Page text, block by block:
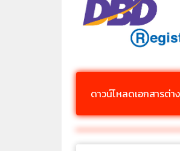
ดาวน์โหลดเอกสารต่า